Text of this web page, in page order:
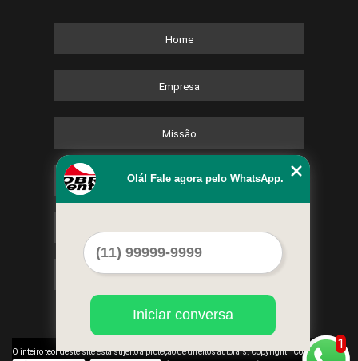
Home
Empresa
Missão
Serviços
Mapa do site
O inteiro teor deste site está sujeito à proteção de direitos autorais. Copyright Cobre Eventos
1
Olá! Fale agora pelo WhatsApp.
Iniciar conversa